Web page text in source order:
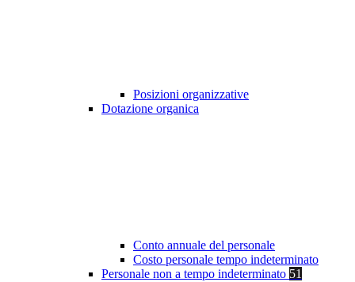
Posizioni organizzative
Dotazione organica
Conto annuale del personale
Costo personale tempo indeterminato
Personale non a tempo indeterminato 51